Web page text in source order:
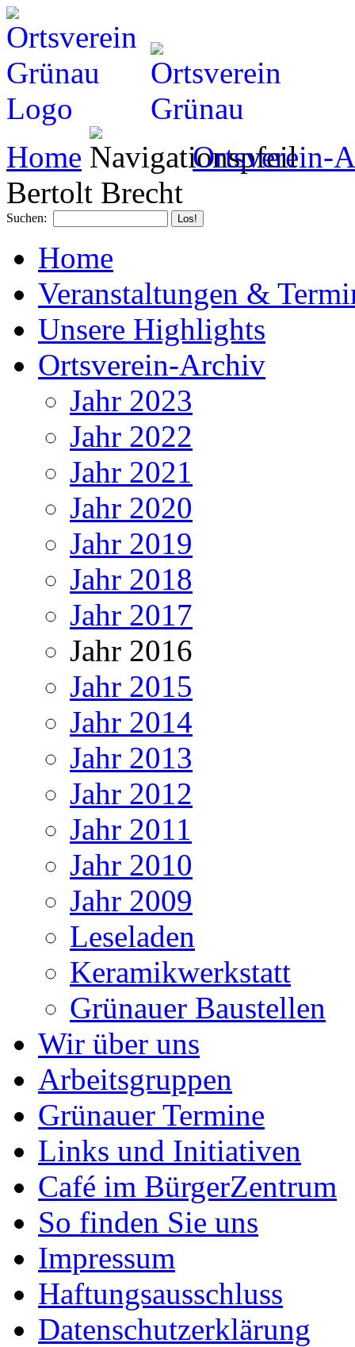
Home
Ortsverein-
Bertolt Brecht
Suchen:
Home
Veranstaltungen &
Unsere Highlights
Ortsverein-Archiv
Jahr 2023
Jahr 2022
Jahr 2021
Jahr 2020
Jahr 2019
Jahr 2018
Jahr 2017
Jahr 2016
Jahr 2015
Jahr 2014
Jahr 2013
Jahr 2012
Jahr 2011
Jahr 2010
Jahr 2009
Leseladen
Keramikwerkstatt
Grünauer Baustellen
Wir über uns
Arbeitsgruppen
Grünauer Termine
Links und Initiativen
Café im BürgerZentrum
So finden Sie uns
Impressum
Haftungsausschluss
Datenschutzerklärung